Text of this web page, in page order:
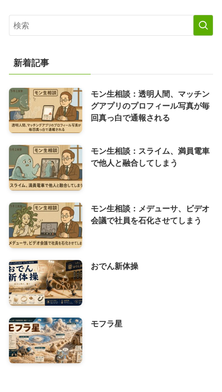
新着記事
モン生相談：透明人間、マッチン
グアプリのプロフィール写真が毎
回真っ白で通報される
モン生相談：スライム、満員電車
で他人と融合してしまう
モン生相談：メデューサ、ビデオ
会議で社員を石化させてしまう
おでん新体操
モフラ星